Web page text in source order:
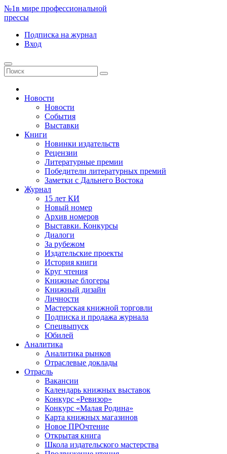
№1в мире профессиональной
прессы
Подписка на журнал
Вход
Новости
Новости
События
Выставки
Книги
Новинки издательств
Рецензии
Литературные премии
Победители литературных премий
Заметки с Дальнего Востока
Журнал
15 лет КИ
Новый номер
Архив номеров
Выставки. Конкурсы
Диалоги
За рубежом
Издательские проекты
История книги
Круг чтения
Книжные блогеры
Книжный дизайн
Личности
Мастерская книжной торговли
Подписка и продажа журнала
Спецвыпуск
Юбилей
Аналитика
Аналитика рынков
Отраслевые доклады
Отрасль
Вакансии
Календарь книжных выставок
Конкурс «Ревизор»
Конкурс «Малая Родина»
Карта книжных магазинов
Новое ПРОчтение
Открытая книга
Школа издательского мастерства